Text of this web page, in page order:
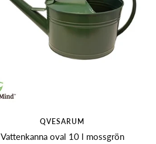
QVESARUM
Vattenkanna oval 10 l mossgrön